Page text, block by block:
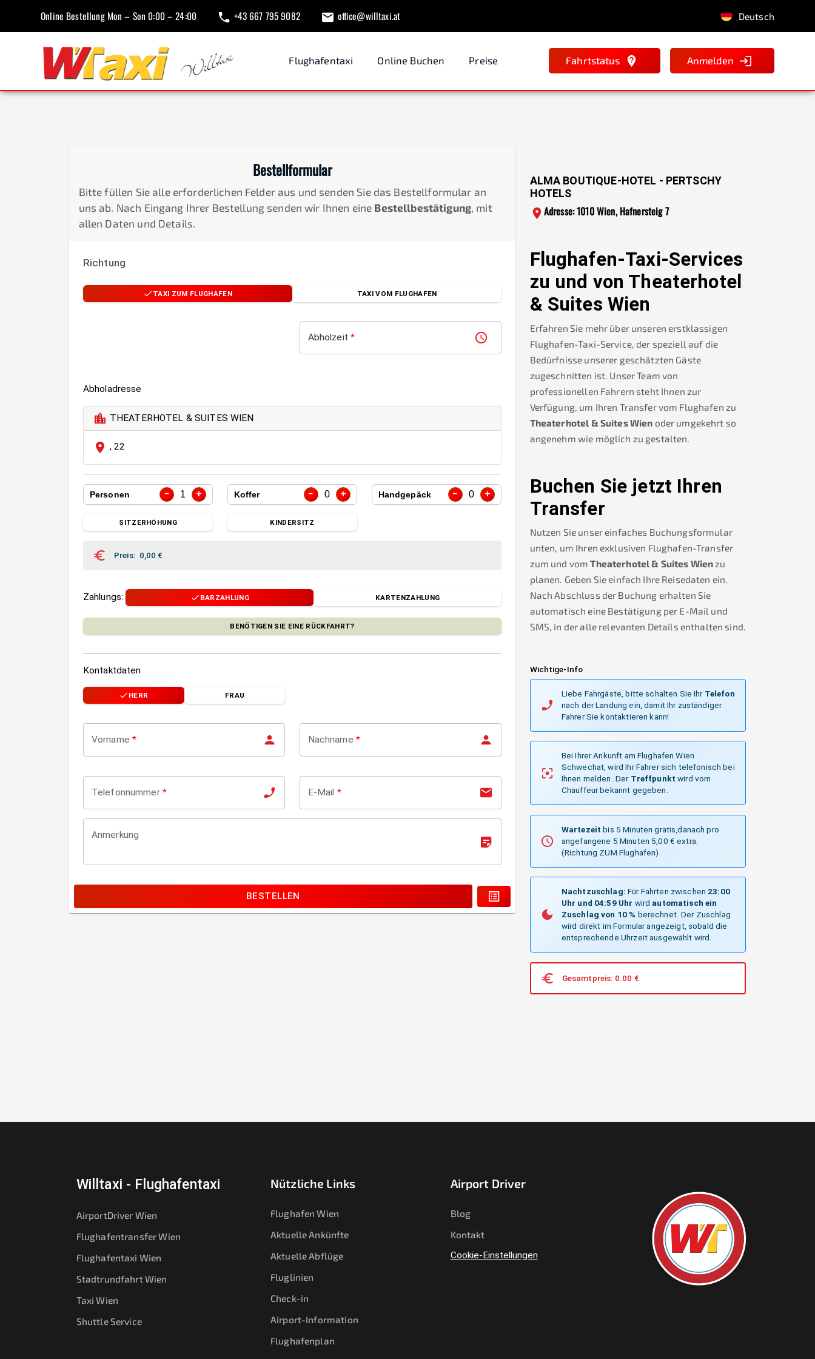
Online Bestellung Mon – Son 0:00 – 24:00 +43 667 795 9082 office@willtaxi.at Deutsch
Flughafentaxi Online Buchen Preise Fahrtstatus Anmelden
Bestellformular
Bitte füllen Sie alle erforderlichen Felder aus und senden Sie das Bestellformular an
uns ab. Nach Eingang Ihrer Bestellung senden wir Ihnen eine Bestellbestätigung, mit
allen Daten und Details.
Richtung
TAXI ZUM FLUGHAFEN TAXI VOM FLUGHAFEN
Abholzeit *
Abholadresse
THEATERHOTEL & SUITES WIEN
,22
Personen − 1 + Koffer − 0 + Handgepäck − 0 +
SITZERHÖHUNG KINDERSITZ
Preis: 0,00 €
Zahlungs: BARZAHLUNG KARTENZAHLUNG
BENÖTIGEN SIE EINE RÜCKFAHRT?
Kontaktdaten
HERR FRAU
Vorname * Nachname *
Telefonnummer * E-Mail *
Anmerkung
BESTELLEN
ALMA BOUTIQUE-HOTEL - PERTSCHY
HOTELS
Adresse: 1010 Wien, Hafnersteig 7
Flughafen-Taxi-Services
zu und von Theaterhotel
& Suites Wien
Erfahren Sie mehr über unseren erstklassigen
Flughafen-Taxi-Service, der speziell auf die
Bedürfnisse unserer geschätzten Gäste
zugeschnitten ist. Unser Team von
professionellen Fahrern steht Ihnen zur
Verfügung, um Ihren Transfer vom Flughafen zu
Theaterhotel & Suites Wien oder umgekehrt so
angenehm wie möglich zu gestalten.
Buchen Sie jetzt Ihren
Transfer
Nutzen Sie unser einfaches Buchungsformular
unten, um Ihren exklusiven Flughafen-Transfer
zum und vom Theaterhotel & Suites Wien zu
planen. Geben Sie einfach Ihre Reisedaten ein.
Nach Abschluss der Buchung erhalten Sie
automatisch eine Bestätigung per E-Mail und
SMS, in der alle relevanten Details enthalten sind.
Wichtige-Info
Liebe Fahrgäste, bitte schalten Sie Ihr Telefon
nach der Landung ein, damit Ihr zuständiger
Fahrer Sie kontaktieren kann!
Bei Ihrer Ankunft am Flughafen Wien
Schwechat, wird Ihr Fahrer sich telefonisch bei
Ihnen melden. Der Treffpunkt wird vom
Chauffeur bekannt gegeben.
Wartezeit bis 5 Minuten gratis,danach pro
angefangene 5 Minuten 5,00 € extra.
(Richtung ZUM Flughafen)
Nachtzuschlag: Für Fahrten zwischen 23:00
Uhr und 04:59 Uhr wird automatisch ein
Zuschlag von 10 % berechnet. Der Zuschlag
wird direkt im Formular angezeigt, sobald die
entsprechende Uhrzeit ausgewählt wird.
Gesamtpreis: 0.00 €
Willtaxi - Flughafentaxi
AirportDriver Wien
Flughafentransfer Wien
Flughafentaxi Wien
Stadtrundfahrt Wien
Taxi Wien
Shuttle Service
Nützliche Links
Flughafen Wien
Aktuelle Ankünfte
Aktuelle Abflüge
Fluglinien
Check-in
Airport-Information
Flughafenplan
Airport Driver
Blog
Kontakt
Cookie-Einstellungen